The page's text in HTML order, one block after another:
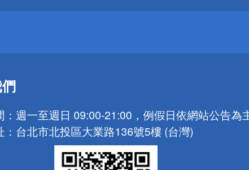
週一至週日 09:00-21:00，例假日依網站公告為
台北市北投區大業路136號5樓 (台灣)